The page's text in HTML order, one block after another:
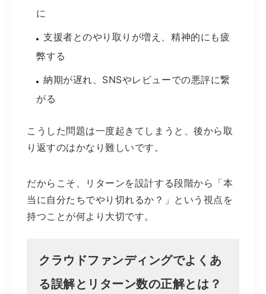
に
支援者とのやり取りが増え、精神的にも疲
弊する
納期が遅れ、SNSやレビューでの悪評に繋
がる
こうした問題は一度起きてしまうと、後から取
り返すのはかなり難しいです。
だからこそ、リターンを設計する段階から「本
当に自分たちでやり切れるか？」という視点を
持つことが何より大切です。
クラウドファンディングでよくあ
る誤解とリターン数の正解とは？